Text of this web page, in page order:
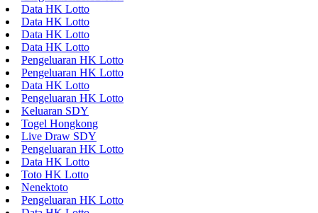
Data HK Lotto
Data HK Lotto
Data HK Lotto
Data HK Lotto
Pengeluaran HK Lotto
Pengeluaran HK Lotto
Data HK Lotto
Pengeluaran HK Lotto
Keluaran SDY
Togel Hongkong
Live Draw SDY
Pengeluaran HK Lotto
Data HK Lotto
Toto HK Lotto
Nenektoto
Pengeluaran HK Lotto